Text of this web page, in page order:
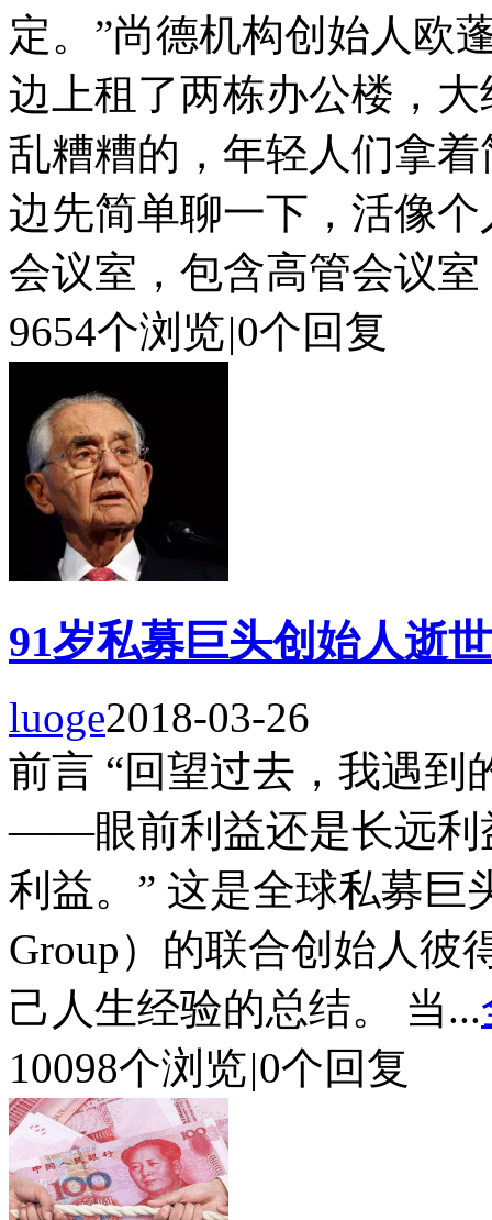
定。”尚德机构创始人欧
边上租了两栋办公楼，
乱糟糟的，年轻人们拿
边先简单聊一下，活像
会议室，包含高管会议室
9654个浏览|0个回复
91岁私募巨头创始人逝
luoge2018-03-26
前言 “回望过去，我遇到
——眼前利益还是长远
利益。” 这是全球私募巨
Group）的联合创始人彼
己人生经验的总结。 当...
10098个浏览|0个回复